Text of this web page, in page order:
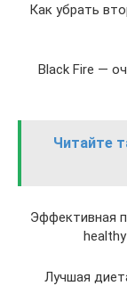
Как убрать
Black Fire —
Читайте
Эффективная
Лучшая